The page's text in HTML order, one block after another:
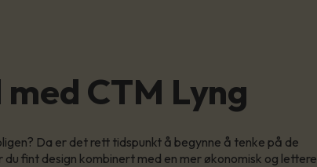
CTM Lyng
Da er det rett tidspunkt å begynne å tenke på de
fint design kombinert med en mer økonomisk og lettere